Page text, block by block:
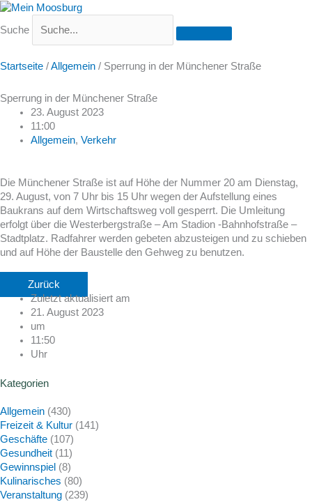
Suche
Startseite /Allgemein / Sperrung in der Münchener Straße
Sperrung in der Münchener Straße
23. August 2023
11:00
Allgemein, Verkehr
Die Münchener Straße ist auf Höhe der Nummer 20 am Dienstag,
29. August, von 7 Uhr bis 15 Uhr wegen der Aufstellung eines
Baukrans auf dem Wirtschaftsweg voll gesperrt. Die Umleitung
erfolgt über die Westerbergstraße – Am Stadion -Bahnhofstraße –
Stadtplatz. Radfahrer werden gebeten abzusteigen und zu schieben
und auf Höhe der Baustelle den Gehweg zu benutzen.
Zurück
Zuletzt aktualisiert am
21. August 2023
um
11:50
Uhr
Kategorien
Allgemein (430)
Freizeit & Kultur (141)
Geschäfte (107)
Gesundheit (11)
Gewinnspiel (8)
Kulinarisches (80)
Veranstaltung (239)